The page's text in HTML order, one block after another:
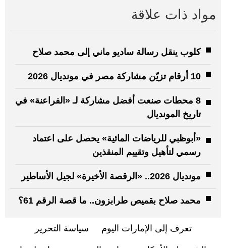
مواد ذات علاقة
كلوب ينقل رسالة ساديو ماني إلى محمد صلاح
10 أرقام تزيّن مشاركة مصر في مونديال 2026
8 محطات صنعت أفضل مشاركة لـ «الفراعنة» في
تاريخ المونديال
«أبوظبي للرياضات المائية» يحصل على اعتماد
رسمي لتأهيل وتقييم المنقذين
مونديال 2026.. «الرقصة الأخيرة» لجيل الأساطير
محمد صلاح بقميص طرابزون.. ما قصة الرقم 61؟
تعرف إلى الإمارات اليوم سياسة التحرير